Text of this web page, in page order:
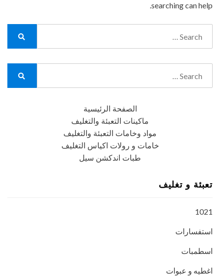
searching can help.
الصفحة الرئيسية
ماكينات التعبئة والتغليف
مواد وخامات التعبئة والتغليف
خامات و رولات اكياس التغليف
طبات اندكشن سيل
تعبئة و تغليف
1021
استفسارات
اسطمبات
اغطيه و عبوات